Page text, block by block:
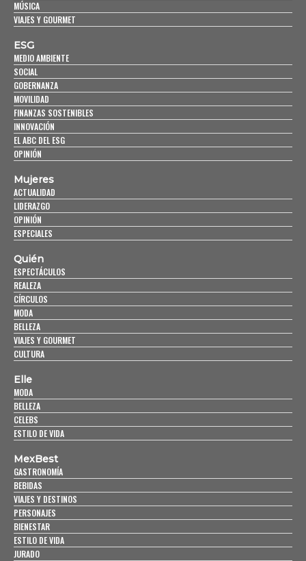
MÚSICA
VIAJES Y GOURMET
ESG
MEDIO AMBIENTE
SOCIAL
GOBERNANZA
MOVILIDAD
FINANZAS SOSTENIBLES
INNOVACIÓN
EL ABC DEL ESG
OPINIÓN
Mujeres
ACTUALIDAD
LIDERAZGO
OPINIÓN
ESPECIALES
Quién
ESPECTÁCULOS
REALEZA
CÍRCULOS
MODA
BELLEZA
VIAJES Y GOURMET
CULTURA
Elle
MODA
BELLEZA
CELEBS
ESTILO DE VIDA
MexBest
GASTRONOMÍA
BEBIDAS
VIAJES Y DESTINOS
PERSONAJES
BIENESTAR
ESTILO DE VIDA
JURADO